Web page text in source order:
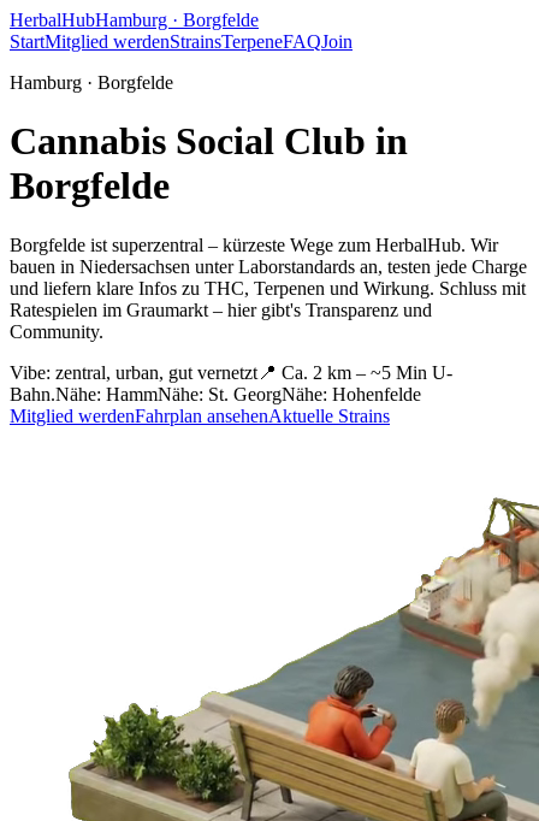
HerbalHubHamburg · Borgfelde
StartMitglied werdenStrainsTerpeneFAQJoin
Hamburg · Borgfelde
Cannabis Social Club in
Borgfelde
Borgfelde ist superzentral – kürzeste Wege zum HerbalHub. Wir
bauen in Niedersachsen unter Laborstandards an, testen jede Charge
und liefern klare Infos zu THC, Terpenen und Wirkung. Schluss mit
Ratespielen im Graumarkt – hier gibt's Transparenz und
Community.
Vibe: zentral, urban, gut vernetzt 📍 Ca. 2 km – ~5 Min U-
Bahn.Nähe: HammNähe: St. GeorgNähe: Hohenfelde
Mitglied werdenFahrplan ansehenAktuelle Strains